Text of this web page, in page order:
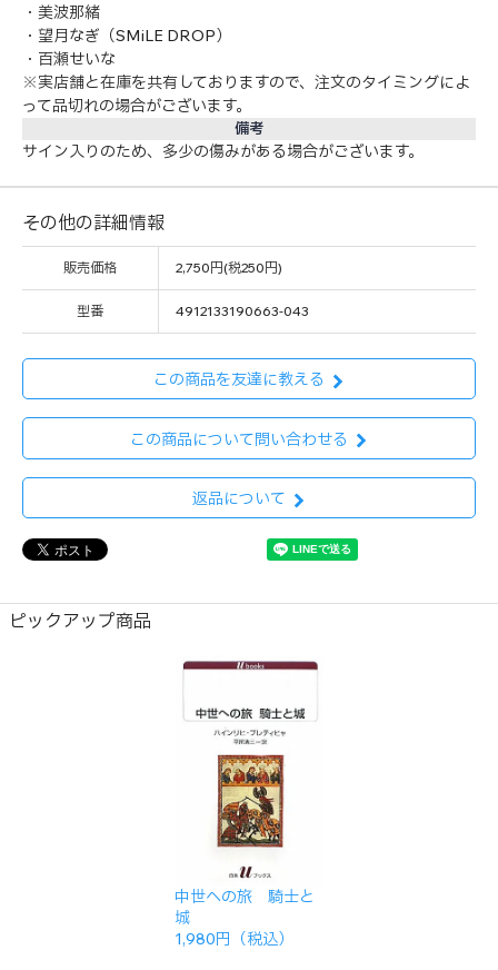
・美波那緒
・望月なぎ（SMiLE DROP）
・百瀬せいな
※実店舗と在庫を共有しておりますので、注文のタイミングによ
って品切れの場合がございます。
備考
サイン入りのため、多少の傷みがある場合がございます。
その他の詳細情報
販売価格 2,750円(税250円)
型番 4912133190663-043
この商品を友達に教える
この商品について問い合わせる
返品について
ピックアップ商品
中世への旅 騎士と
城
1,980円（税込）